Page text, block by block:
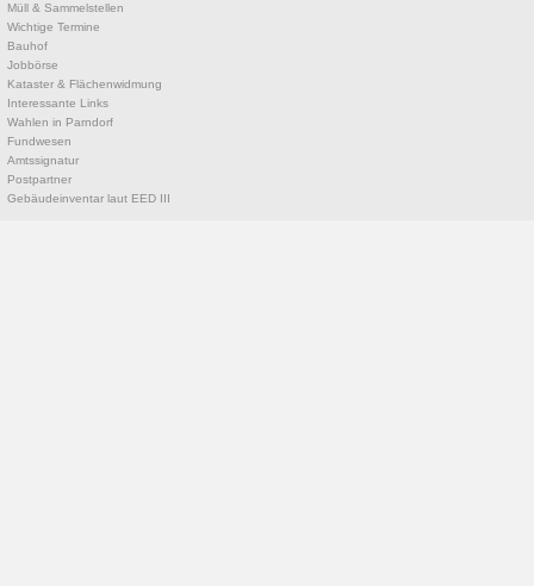
Müll & Sammelstellen
Wichtige Termine
Bauhof
Jobbörse
Kataster & Flächenwidmung
Interessante Links
Wahlen in Parndorf
Fundwesen
Amtssignatur
Postpartner
Gebäudeinventar laut EED III